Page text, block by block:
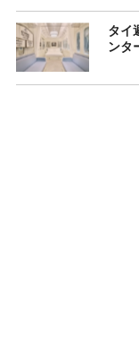
タイ
ンタ